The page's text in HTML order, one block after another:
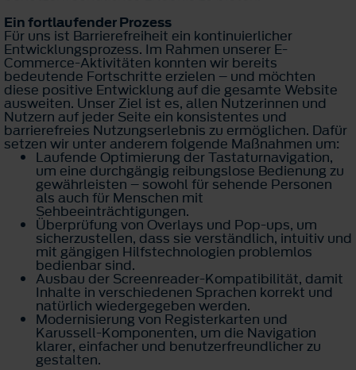
Ein fortlaufender Prozess
Für uns ist Barrierefreiheit ein kontinuierlicher
Entwicklungsprozess. Im Rahmen unserer E-
Commerce-Aktivitäten konnten wir bereits
bedeutende Fortschritte erzielen – und möchten
diese positive Entwicklung auf die gesamte Website
ausweiten. Unser Ziel ist es, allen Nutzerinnen und
Nutzern auf jeder Seite ein konsistentes und
barrierefreies Nutzungserlebnis zu ermöglichen. Dafür
setzen wir unter anderem folgende Maßnahmen um:
Laufende Optimierung der Tastaturnavigation,
um eine durchgängig reibungslose Bedienung zu
gewährleisten – sowohl für sehende Personen
als auch für Menschen mit
Sehbeeinträchtigungen.
Überprüfung von Overlays und Pop-ups, um
sicherzustellen, dass sie verständlich, intuitiv und
mit gängigen Hilfstechnologien problemlos
bedienbar sind.
Ausbau der Screenreader-Kompatibilität, damit
Inhalte in verschiedenen Sprachen korrekt und
natürlich wiedergegeben werden.
Modernisierung von Registerkarten und
Karussell-Komponenten, um die Navigation
klarer, einfacher und benutzerfreundlicher zu
gestalten.